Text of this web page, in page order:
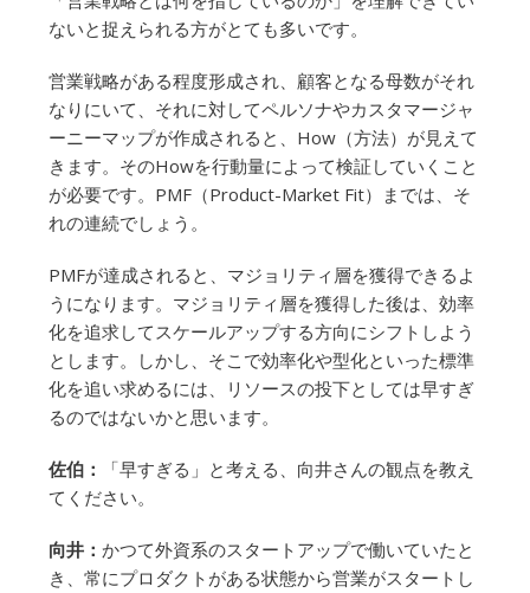
ないと捉えられる方がとても多いです。
営業戦略がある程度形成され、顧客となる母数がそれ
なりにいて、それに対してペルソナやカスタマージャ
ーニーマップが作成されると、How（方法）が見えて
きます。そのHowを行動量によって検証していくこと
が必要です。PMF（Product-Market Fit）までは、そ
れの連続でしょう。
PMFが達成されると、マジョリティ層を獲得できるよ
うになります。マジョリティ層を獲得した後は、効率
化を追求してスケールアップする方向にシフトしよう
とします。しかし、そこで効率化や型化といった標準
化を追い求めるには、リソースの投下としては早すぎ
るのではないかと思います。
佐伯：
「早すぎる」と考える、向井さんの観点を教え
てください。
向井： かつて外資系のスタートアップで働いていたと
き、常にプロダクトがある状態から営業がスタートし